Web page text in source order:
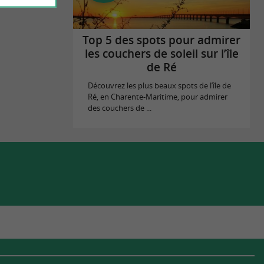
Top 5 des spots pour admirer
les couchers de soleil sur l’île
de Ré
Découvrez les plus beaux spots de l’île de
Ré, en Charente-Maritime, pour admirer
des couchers de ...